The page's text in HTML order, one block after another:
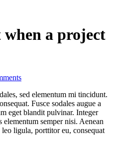
a project
sed elementum mi tincidunt.
Fusce sodales augue a
eget blandit pulvinar. Integer
semper nisi. Aenean
ligula, porttitor eu, consequat